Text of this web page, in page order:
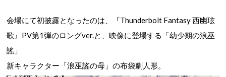
会場にて初披露となったのは、『Thunderbolt Fantasy 西幽玹
歌』PV第1弾のロングver.と、映像に登場する「幼少期の浪巫
謠」
新キャラクター「浪巫謠の母」の布袋劇人形。